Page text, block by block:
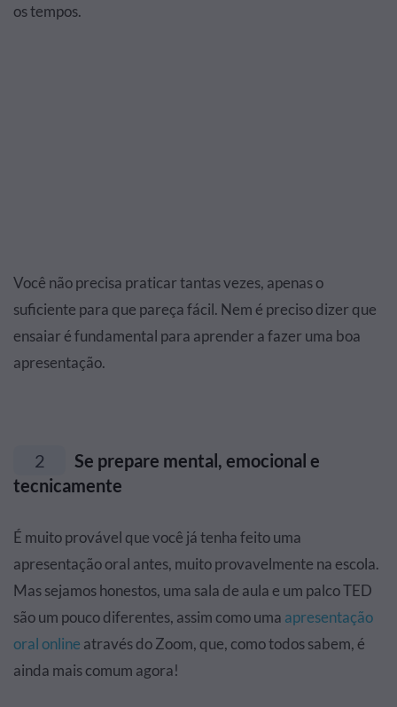
os tempos.
Você não precisa praticar tantas vezes, apenas o
suficiente para que pareça fácil. Nem é preciso dizer que
ensaiar é fundamental para aprender a fazer uma boa
apresentação.
2
Se prepare mental, emocional e
tecnicamente
É muito provável que você já tenha feito uma
apresentação oral antes, muito provavelmente na escola.
Mas sejamos honestos, uma sala de aula e um palco TED
são um pouco diferentes, assim como uma apresentação
oral online através do Zoom, que, como todos sabem, é
ainda mais comum agora!